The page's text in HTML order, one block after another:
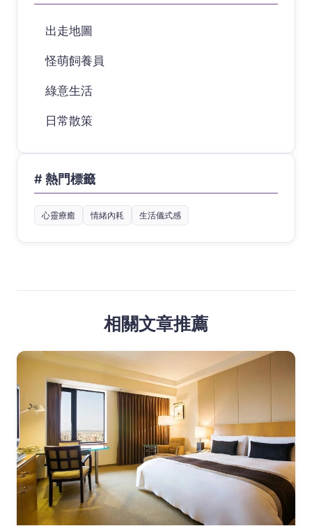
出走地圖
怪萌飼養員
綠意生活
日常散策
# 熱門標籤
心靈療癒 情緒內耗 生活儀式感
相關文章推薦